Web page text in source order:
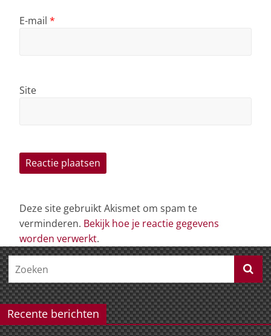
E-mail *
Site
Deze site gebruikt Akismet om spam te
verminderen. Bekijk hoe je reactie gegevens
worden verwerkt.
Recente berichten